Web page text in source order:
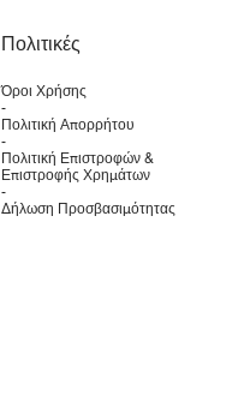
Πολιτικές
Όροι Χρήσης
-
Πολιτική Απορρήτου
-
Πολιτική Επιστροφών &
Επιστροφής Χρημάτων
-
Δήλωση Προσβασιμότητας